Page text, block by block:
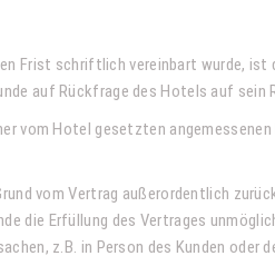
Frist schriftlich vereinbart wurde,
auf Rückfrage des Hotels auf
vom Hotel gesetzten
vom Vertrag außerordentlich
die Erfüllung des Vertrages
z.B. in Person des Kunden oder